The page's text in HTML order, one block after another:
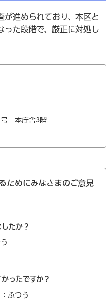
が進められており、本区と
った段階で、厳正に対処し
本庁舎3階
ためにみなさまのご意見
たか？
ったですか？
ふつう